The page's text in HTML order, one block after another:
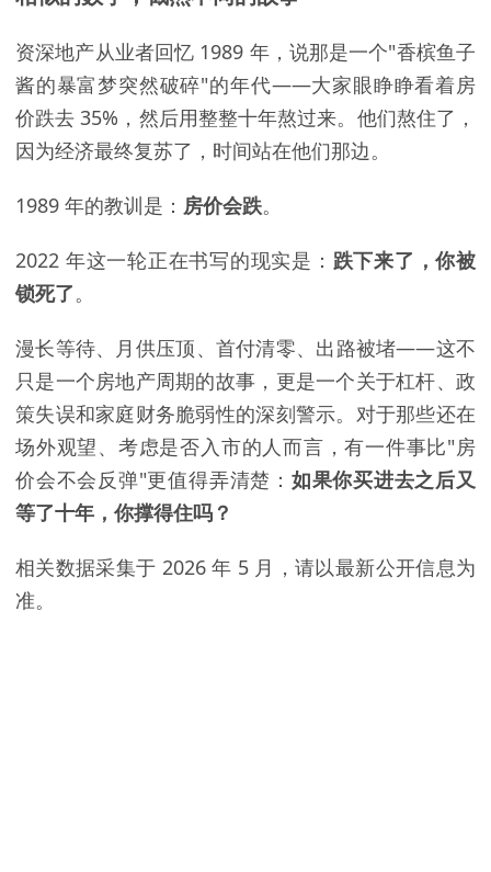
资深地产从业者回忆 1989 年，说那是一个"香槟鱼子
酱的暴富梦突然破碎"的年代——大家眼睁睁看着房
价跌去 35%，然后用整整十年熬过来。他们熬住了，
因为经济最终复苏了，时间站在他们那边。
1989 年的教训是： 房价会跌。
2022 年这一轮正在书写的现实是： 跌下来了，你被
锁死了。
漫长等待、月供压顶、首付清零、出路被堵——这不
只是一个房地产周期的故事，更是一个关于杠杆、政
策失误和家庭财务脆弱性的深刻警示。对于那些还在
场外观望、考虑是否入市的人而言，有一件事比"房
价会不会反弹"更值得弄清楚： 如果你买进去之后又
等了十年，你撑得住吗？
相关数据采集于 2026 年 5 月，请以最新公开信息为
准。